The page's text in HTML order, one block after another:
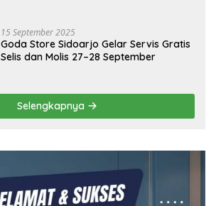
15 September 2025
Goda Store Sidoarjo Gelar Servis Gratis
Selis dan Molis 27–28 September
Selengkapnya